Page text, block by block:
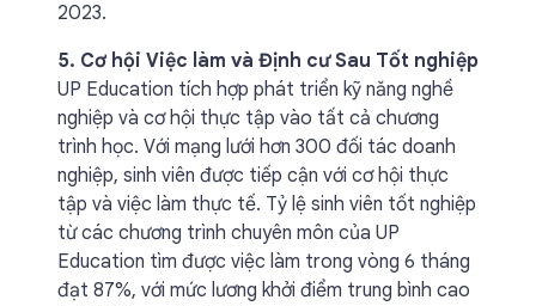
2023.
5. Cơ hội Việc làm và Định cư Sau Tốt nghiệp
UP Education tích hợp phát triển kỹ năng nghề
nghiệp và cơ hội thực tập vào tất cả chương
trình học. Với mạng lưới hơn 300 đối tác doanh
nghiệp, sinh viên được tiếp cận với cơ hội thực
tập và việc làm thực tế. Tỷ lệ sinh viên tốt nghiệp
từ các chương trình chuyên môn của UP
Education tìm được việc làm trong vòng 6 tháng
đạt 87%, với mức lương khởi điểm trung bình cao